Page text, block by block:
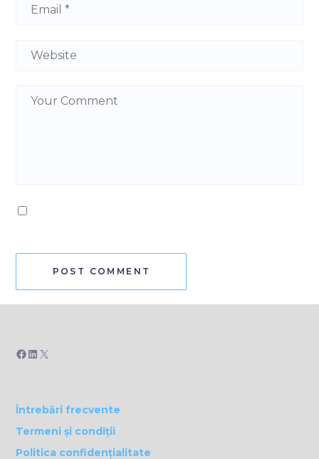
Facebook
LinkedIn
X
Întrebări frecvente
Termeni și condiții
Politica confidențialitate